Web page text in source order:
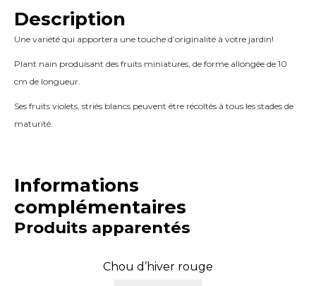
Description
Une variété qui apportera une touche d’originalité à votre jardin!
Plant nain produisant des fruits miniatures, de forme allongée de 10
cm de longueur.
Ses fruits violets, striés blancs peuvent être récoltés à tous les stades de
maturité.
Informations
complémentaires
Produits apparentés
Chou d’hiver rouge